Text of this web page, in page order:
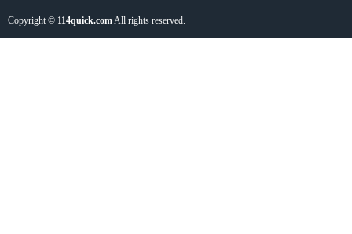
Copyright © 114quick.comAll rights reserved.